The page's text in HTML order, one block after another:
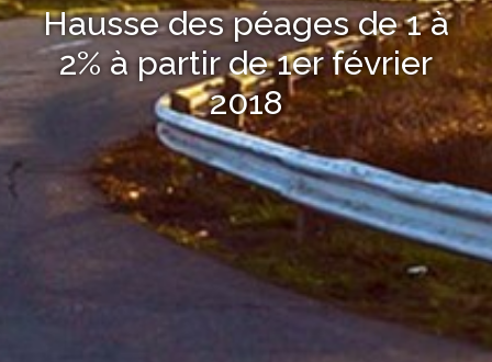
Hausse des péages de 1 à
2% à partir de 1er février
2018